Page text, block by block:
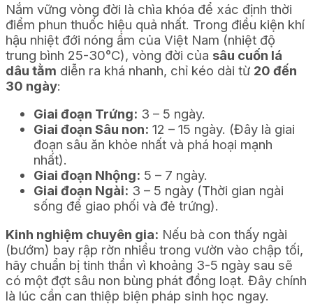
Nắm vững vòng đời là chìa khóa để xác định thời
điểm phun thuốc hiệu quả nhất. Trong điều kiện khí
hậu nhiệt đới nóng ẩm của Việt Nam (nhiệt độ
trung bình 25-30°C), vòng đời của sâu cuốn lá
dâu tằm diễn ra khá nhanh, chỉ kéo dài từ 20 đến
30 ngày:
Giai đoạn Trứng: 3 – 5 ngày.
Giai đoạn Sâu non: 12 – 15 ngày. (Đây là giai
đoạn sâu ăn khỏe nhất và phá hoại mạnh
nhất).
Giai đoạn Nhộng: 5 – 7 ngày.
Giai đoạn Ngài: 3 – 5 ngày (Thời gian ngài
sống để giao phối và đẻ trứng).
Kinh nghiệm chuyên gia: Nếu bà con thấy ngài
(bướm) bay rập rờn nhiều trong vườn vào chập tối,
hãy chuẩn bị tinh thần vì khoảng 3-5 ngày sau sẽ
có một đợt sâu non bùng phát đồng loạt. Đây chính
là lúc cần can thiệp biện pháp sinh học ngay.